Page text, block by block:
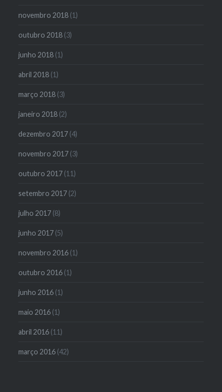
novembro 2018 (1)
outubro 2018 (3)
junho 2018 (1)
abril 2018 (1)
março 2018 (3)
janeiro 2018 (2)
dezembro 2017 (4)
novembro 2017 (3)
outubro 2017 (11)
setembro 2017 (2)
julho 2017 (8)
junho 2017 (5)
novembro 2016 (1)
outubro 2016 (1)
junho 2016 (1)
maio 2016 (1)
abril 2016 (11)
março 2016 (42)